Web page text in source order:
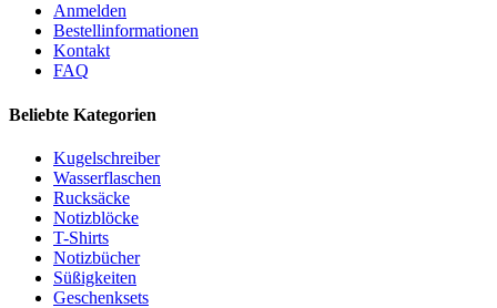
Anmelden
Bestellinformationen
Kontakt
FAQ
Beliebte Kategorien
Kugelschreiber
Wasserflaschen
Rucksäcke
Notizblöcke
T-Shirts
Notizbücher
Süßigkeiten
Geschenksets